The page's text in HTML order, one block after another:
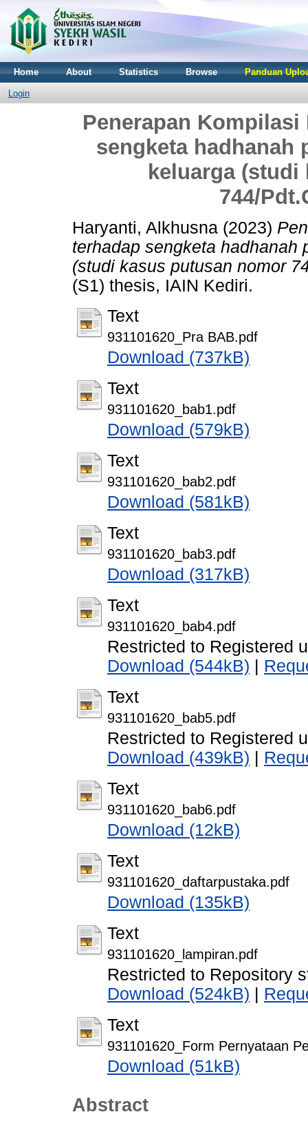
Home About Statistics Browse Panduan
Login
Penerapan
sengketa
keluarga
744/
Haryanti, Alkhusna (2023)
terhadap sengketa hadhanah
(studi kasus putusan nomor
(S1) thesis, IAIN Kediri.
Text
931101620_Pra BAB.pdf
Download (737kB)
Text
931101620_bab1.pdf
Download (579kB)
Text
931101620_bab2.pdf
Download (581kB)
Text
931101620_bab3.pdf
Download (317kB)
Text
931101620_bab4.pdf
Restricted to Registered
Download (544kB) |
Text
931101620_bab5.pdf
Restricted to Registered
Download (439kB) |
Text
931101620_bab6.pdf
Download (12kB)
Text
931101620_daftarpustaka.pdf
Download (135kB)
Text
931101620_lampiran.pdf
Restricted to Repository
Download (524kB) |
Text
931101620_Form Pernyataan
Download (51kB)
Abstract